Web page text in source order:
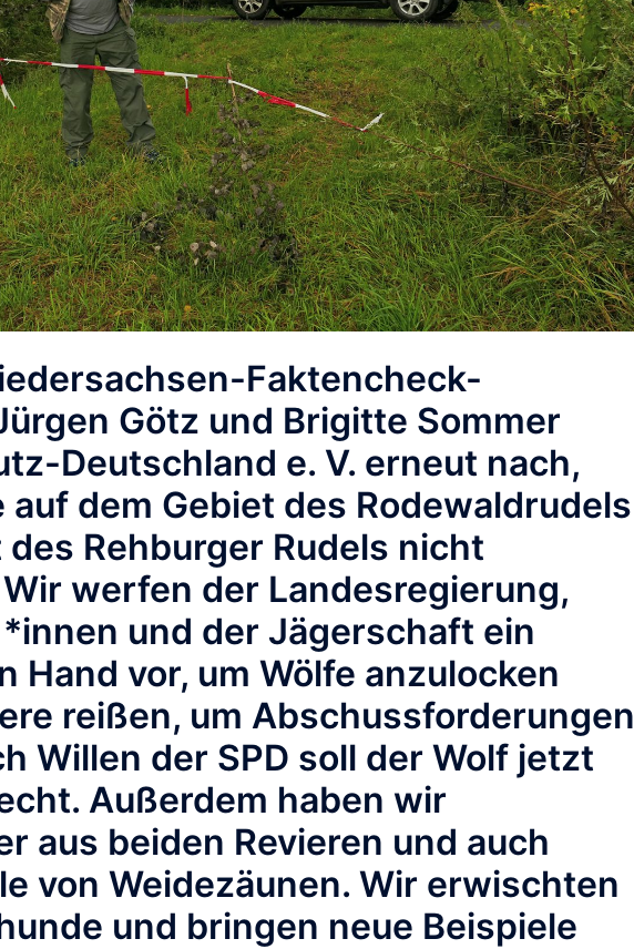
Faktencheck-
Götz und Brigitte Sommer
Deutschland e. V. erneut nach,
auf dem Gebiet des Rodewaldrudels
Rehburger Rudels nicht
werfen der Landesregierung,
und der Jägerschaft ein
Hand vor, um Wölfe anzulocken
reißen, um Abschussforderungen
Willen der SPD soll der Wolf jetzt
Außerdem haben wir
aus beiden Revieren und auch
von Weidezäunen. Wir erwischten
und bringen neue Beispiele